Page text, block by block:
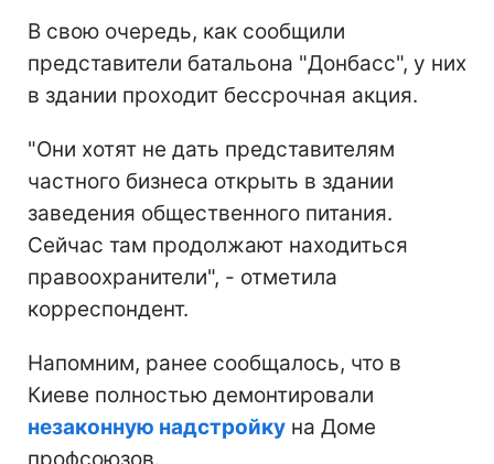
В свою очередь, как сообщили
представители батальона "Донбасс", у них
в здании проходит бессрочная акция.
"Они хотят не дать представителям
частного бизнеса открыть в здании
заведения общественного питания.
Сейчас там продолжают находиться
правоохранители", - отметила
корреспондент.
Напомним, ранее сообщалось, что в
Киеве полностью демонтировали
незаконную надстройку на Доме
профсоюзов.